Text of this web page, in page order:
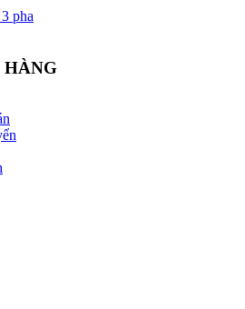
pha
HÀNG